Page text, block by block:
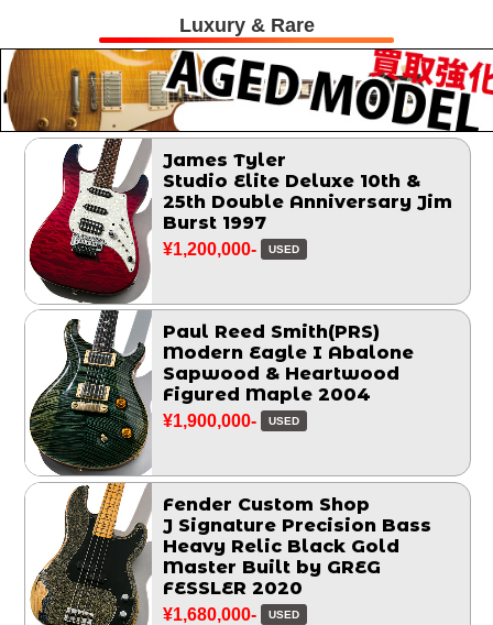
Luxury & Rare
James Tyler
Studio Elite Deluxe 10th &
25th Double Anniversary Jim
Burst 1997
¥1,200,000- USED
Paul Reed Smith(PRS)
Modern Eagle I Abalone
Sapwood & Heartwood
Figured Maple 2004
¥1,900,000- USED
Fender Custom Shop
J Signature Precision Bass
Heavy Relic Black Gold
Master Built by GREG
FESSLER 2020
¥1,680,000- USED